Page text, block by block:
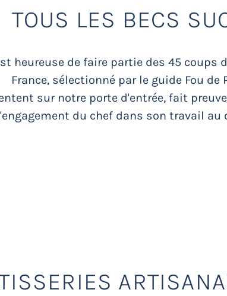
heureuse de faire partie des 45 coups
France, sélectionné par le guide Fou de
sur notre porte d'entrée, fait
du chef dans son travail au
TOUS LES BECS